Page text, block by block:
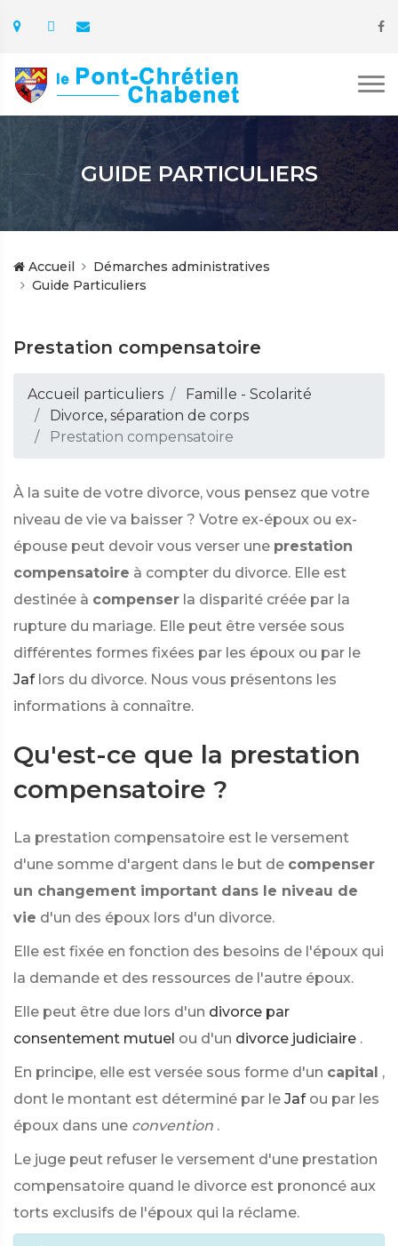
GUIDE PARTICULIERS
Accueil
Démarches administratives
Guide Particuliers
Prestation compensatoire
Accueil particuliers
Famille - Scolarité
Divorce, séparation de corps
Prestation compensatoire
À la suite de votre divorce, vous pensez que votre
niveau de vie va baisser ? Votre ex-époux ou ex-
épouse peut devoir vous verser une prestation
compensatoire à compter du divorce. Elle est
destinée à compenser la disparité créée par la
rupture du mariage. Elle peut être versée sous
différentes formes fixées par les époux ou par le
Jaf lors du divorce. Nous vous présentons les
informations à connaître.
Qu'est-ce que la prestation
compensatoire ?
La prestation compensatoire est le versement
d'une somme d'argent dans le but de compenser
un changement important dans le niveau de
vie d'un des époux lors d'un divorce.
Elle est fixée en fonction des besoins de l'époux qui
la demande et des ressources de l'autre époux.
Elle peut être due lors d'un divorce par
consentement mutuel ou d'un divorce judiciaire .
En principe, elle est versée sous forme d'un capital ,
dont le montant est déterminé par le Jaf ou par les
époux dans une convention .
Le juge peut refuser le versement d'une prestation
compensatoire quand le divorce est prononcé aux
torts exclusifs de l'époux qui la réclame.